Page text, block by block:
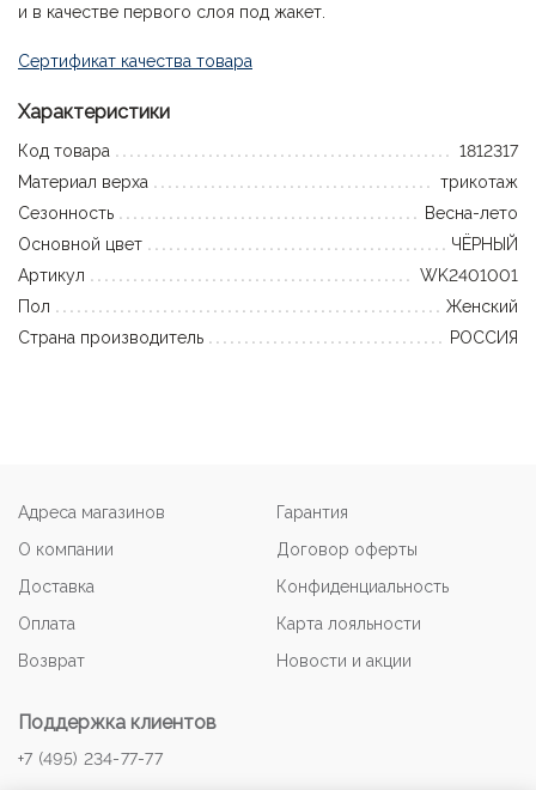
и в качестве первого слоя под жакет.
Сертификат качества товара
Характеристики
Код товара
1812317
Материал верха
трикотаж
Сезонность
Весна-лето
Основной цвет
ЧЁРНЫЙ
Артикул
WK2401001
Пол
Женский
Страна производитель
РОССИЯ
Адреса магазинов
О компании
Доставка
Оплата
Возврат
Гарантия
Договор оферты
Конфиденциальность
Карта лояльности
Новости и акции
Поддержка клиентов
+7 (495) 234-77-77